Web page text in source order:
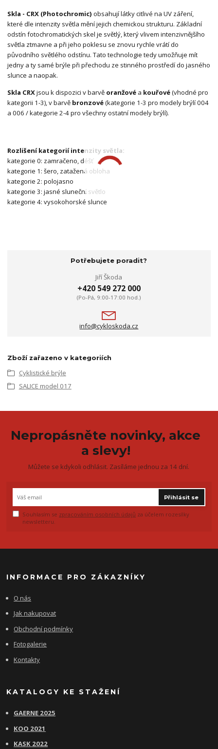
Skla - CRX (Photochromic) obsahují látky citlivé na UV záření,
které dle intenzity světla mění jejich chemickou strukturu. Základní
odstín fotochromatických skel je světlý, který vlivem intenzivnějšího
světla ztmavne a při jeho poklesu se znovu rychle vrátí do
původního světlého odstínu. Tato technologie tedy umožňuje mít
jedny a ty samé brýle při přechodu ze stinného prostředí do jasného
slunce a naopak.
Skla CRXjsou k dispozici v barvě oranžové a kouřové(vhodné pro
kategorii 1-3), v barvě bronzové(kategorie 1-3 pro modely brýlí 004
a 006 / kategorie 2-4 pro všechny ostatní modely brýlí).
Rozlišení kategorií intenzity světla:
kategorie 0: zamračeno, déšť
kategorie 1: šero, zatažená obloha
kategorie 2: polojasno
kategorie 3: jasné sluneční světlo
kategorie 4: vysokohorské slunce
Potřebujete poradit?
Jiří Škoda
+420 549 272 000
(Po-Pá, 9:00-17:00 hod.)
info@cykloskoda.cz
Zboží zařazeno v kategoriích
Cyklistické brýle
SALICE model 017
Nepropásněte novinky, akce
a slevy!
Můžete se kdykoli odhlásit. Zasíláme jednou za 14 dní.
Přihlásit se
Souhlasím se zpracováním osobních údajů za účelem rozesílky
newsletteru.
INFORMACE PRO ZÁKAZNÍKY
O nás
Jak nakupovat
Obchodní podmínky
Fotogalerie
Kontakty
KATALOGY KE STAŽENÍ
GAERNE 2025
KOO 2021
KASK 2022